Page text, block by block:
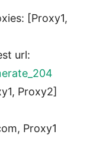
[Proxy1,
url:
Proxy2]
Proxy1